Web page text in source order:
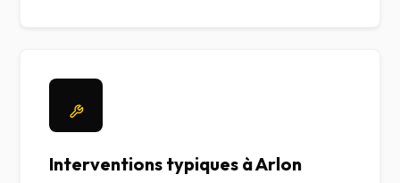
Interventions typiques à Arlon